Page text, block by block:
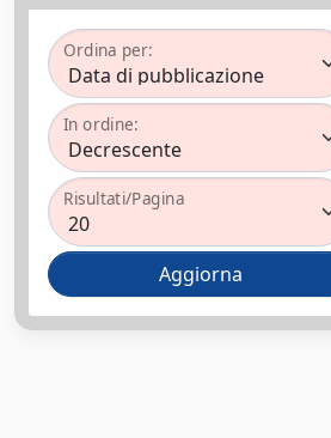
Ordina per:
In ordine:
Risultati/Pagina